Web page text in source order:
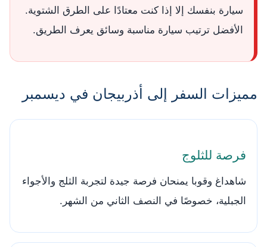
سيارة بنفسك إلا إذا كنت معتادًا على الطرق الشتوية.
الأفضل ترتيب سيارة مناسبة وسائق يعرف الطريق.
مميزات السفر إلى أذربيجان في ديسمبر
فرصة للثلوج
شاهداغ وقوبا يمنحان فرصة جيدة لتجربة الثلج والأجواء
الجبلية، خصوصًا في النصف الثاني من الشهر.